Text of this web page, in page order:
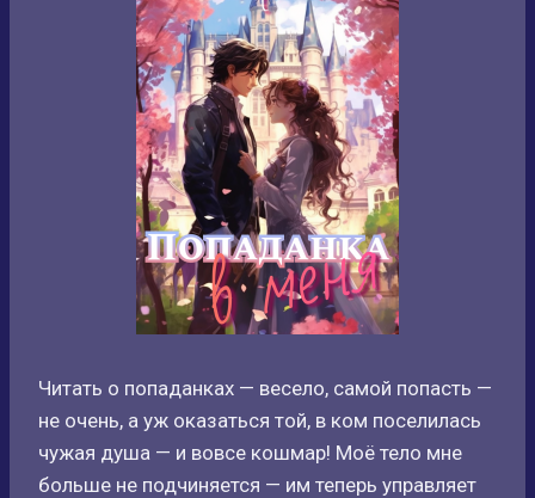
Читать о попаданках — весело, самой попасть —
не очень, а уж оказаться той, в ком поселилась
чужая душа — и вовсе кошмар! Моё тело мне
больше не подчиняется — им теперь управляет